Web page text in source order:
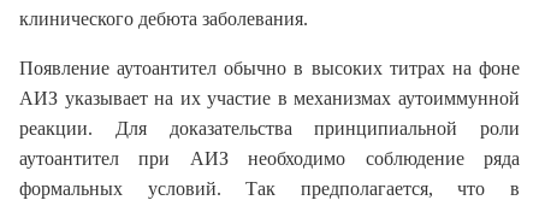
клинического дебюта заболевания.
Появление аутоантител обычно в высоких титрах на фоне
АИЗ указывает на их участие в механизмах аутоиммунной
реакции. Для доказательства принципиальной роли
аутоантител при АИЗ необходимо соблюдение ряда
формальных условий. Так предполагается, что в